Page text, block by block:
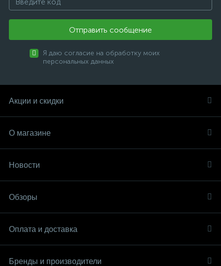
Отправить сообщение
Я даю согласие на обработку моих
персональных данных
Акции и скидки
О магазине
Новости
Обзоры
Оплата и доставка
Бренды и производители